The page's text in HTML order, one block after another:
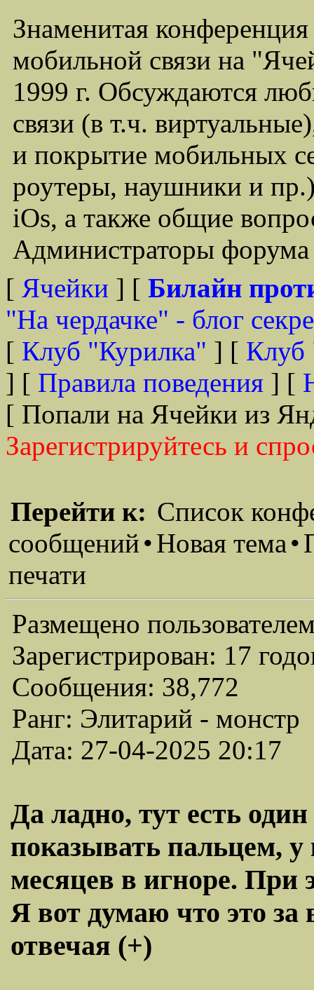
Знаменитая
мобильной связи на
1999 г. Обсуждаются
связи (в т.ч.
и покрытие мобильных
роутеры, наушники и
iOs, а также общие
Администраторы
[ Ячейки ] [ Билайн
"На чердачке" - блог
[ Клуб "Курилка" ] [ Клуб
] [ Правила поведения ] [
[ Попали на Ячейки из
Зарегистрируйтесь и
Перейти к: Список
сообщений•Новая тема•
печати
Размещено
Зарегистрирован: 17
Сообщения: 38,772
Ранг: Элитарий - монстр
Дата: 27-04-2025 20:17
Да ладно, тут есть
показывать пальцем, у
месяцев в игноре. При
Я вот думаю что это
отвечая (+)